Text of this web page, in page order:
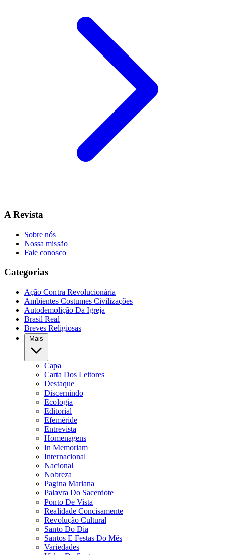
A Revista
Sobre nós
Nossa missão
Fale conosco
Categorias
Ação Contra Revolucionária
Ambientes Costumes Civilizações
Autodemolição Da Igreja
Brasil Real
Breves Religiosas
Mais
Capa
Carta Dos Leitores
Destaque
Discernindo
Ecologia
Editorial
Efeméride
Entrevista
Homenagens
In Memoriam
Internacional
Nacional
Nobreza
Pagina Mariana
Palavra Do Sacerdote
Ponto De Vista
Realidade Concisamente
Revolução Cultural
Santo Do Dia
Santos E Festas Do Mês
Variedades